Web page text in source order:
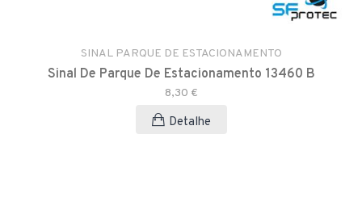
SINAL PARQUE DE ESTACIONAMENTO
Sinal De Parque De Estacionamento 13460 B
8,30 €
Detalhe